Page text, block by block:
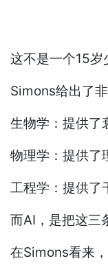
这不是一个15岁
Simons给出了
生物学：提供了
物理学：提供了
工程学：提供了
而AI，是把这三
在Simons看来